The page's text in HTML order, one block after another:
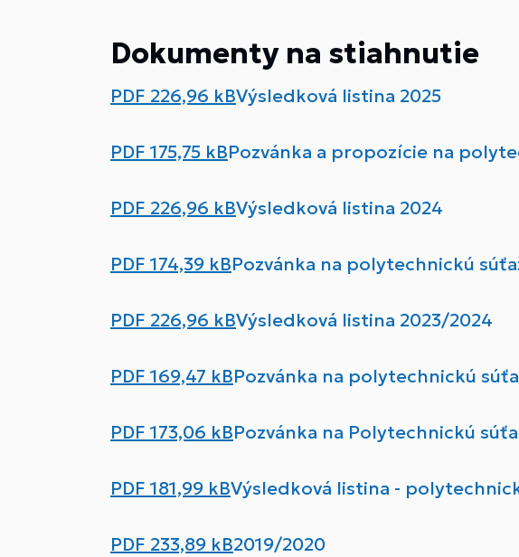
Dokumenty na stiahnutie
PDF 226,96 kBVýsledková listina 2025
PDF 175,75 kBPozvánka a propozície na
PDF 226,96 kBVýsledková listina 2024
PDF 174,39 kBPozvánka na polytechnickú
PDF 226,96 kBVýsledková listina 2023/2024
PDF 169,47 kBPozvánka na polytechnickú
PDF 173,06 kBPozvánka na Polytechnickú
PDF 181,99 kBVýsledková listina -
PDF 233,89 kB2019/2020